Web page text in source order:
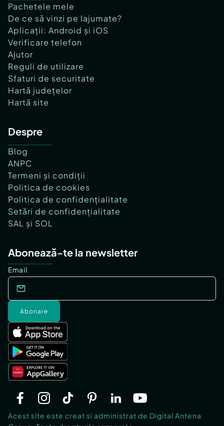
Pachetele mele
De ce să vinzi pe lajumate?
Aplicații: Android și iOS
Verificare telefon
Ajutor
Reguli de utilizare
Sfaturi de securitate
Hartă județelor
Hartă site
Despre
Blog
ANPC
Termeni și condiții
Politica de cookies
Politica de confidențialitate
Setări de confidențialitate
SAL și SOL
Abonează-te la newsletter
Email
Abonare
Acest site este creat si administrat de Digital Antena